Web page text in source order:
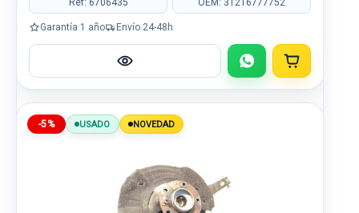
Garantía 1 año Envío 24-48h
-5% USADO NOVEDAD